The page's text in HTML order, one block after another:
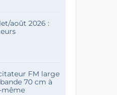
août 2026 :
FM large
70 cm à
même